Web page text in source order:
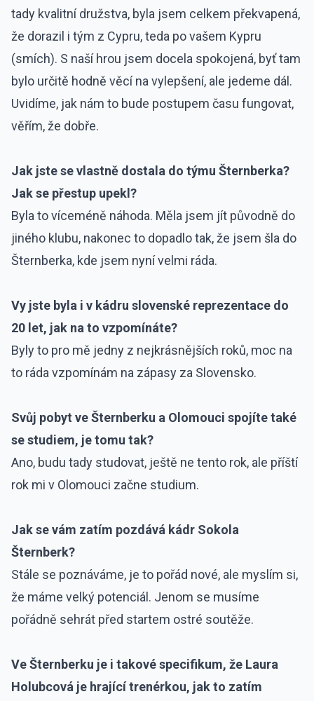
tady kvalitní družstva, byla jsem celkem překvapená,
že dorazil i tým z Cypru, teda po vašem Kypru
(smích). S naší hrou jsem docela spokojená, byť tam
bylo určitě hodně věcí na vylepšení, ale jedeme dál.
Uvidíme, jak nám to bude postupem času fungovat,
věřím, že dobře.
Jak jste se vlastně dostala do týmu Šternberka?
Jak se přestup upekl?
Byla to víceméně náhoda. Měla jsem jít původně do
jiného klubu, nakonec to dopadlo tak, že jsem šla do
Šternberka, kde jsem nyní velmi ráda.
Vy jste byla i v kádru slovenské reprezentace do
20 let, jak na to vzpomínáte?
Byly to pro mě jedny z nejkrásnějších roků, moc na
to ráda vzpomínám na zápasy za Slovensko.
Svůj pobyt ve Šternberku a Olomouci spojíte také
se studiem, je tomu tak?
Ano, budu tady studovat, ještě ne tento rok, ale příští
rok mi v Olomouci začne studium.
Jak se vám zatím pozdává kádr Sokola
Šternberk?
Stále se poznáváme, je to pořád nové, ale myslím si,
že máme velký potenciál. Jenom se musíme
pořádně sehrát před startem ostré soutěže.
Ve Šternberku je i takové specifikum, že Laura
Holubcová je hrající trenérkou, jak to zatím